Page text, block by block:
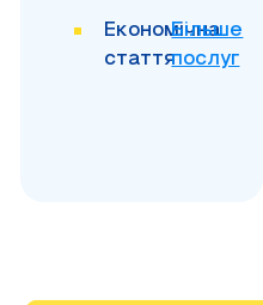
Економічна
стаття
Більше
послуг